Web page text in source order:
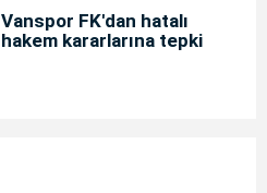
Vanspor FK'dan hatalı
hakem kararlarına tepki